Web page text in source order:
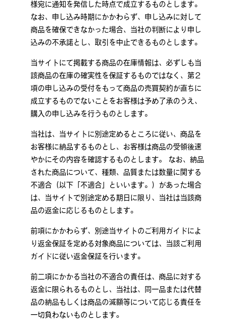
様宛に通知を発信した時点で成立するものとします。
なお、申し込み時期にかかわらず、申し込みに対して
商品を確保できなかった場合、当社の判断により申し
込みの不承諾とし、取引を中止できるものとします。
当サイトにて掲載する商品の在庫情報は、必ずしも当
該商品の在庫の確実性を保証するものではなく、第２
項の申し込みの受付をもって商品の売買契約が直ちに
成立するものでないことをお客様は予め了承のうえ、
購入の申し込みを行うものとします。
当社は、当サイトに別途定めるところに従い、商品を
お客様に納品するものとし、お客様は商品の受領後速
やかにその内容を確認するものとします。 なお、納品
された商品について、種類、品質または数量に関する
不適合（以下「不適合」といいます。）があった場合
は、当サイトで別途定める期日に限り、当社は当該商
品の返金に応じるものとします。
前項にかかわらず、別途当サイトのご利用ガイドによ
り返金保証を定める対象商品については、当該ご利用
ガイドに従い返金保証を行います。
前二項にかかる当社の不適合の責任は、商品に対する
返金に限られるものとし、当社は、同一品または代替
品の納品もしくは商品の減額等について応じる責任を
一切負わないものとします。